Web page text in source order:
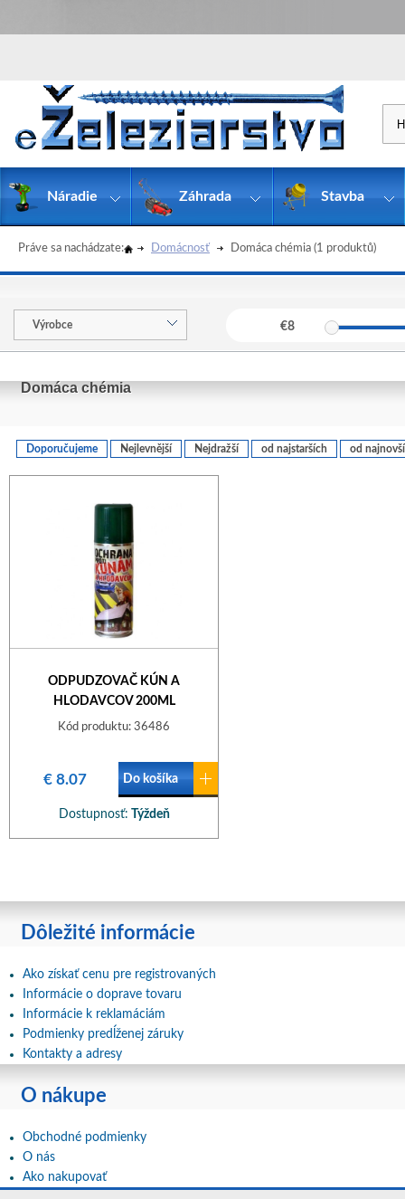
Práve sa nachádzate: Domácnosť Domáca chémia (1 produktů)
Výrobce €8
Domáca chémia
Doporučujeme Nejlevnější Nejdražší od najstarších od
ODPUDZOVAČ KÚN A
HLODAVCOV 200ML
Kód produktu: 36486
€ 8.07 Do košíka
Dostupnosť: Týždeň
Dôležité informácie
Ako získať cenu pre registrovaných
Informácie o doprave tovaru
Informácie k reklamáciám
Podmienky predĺženej záruky
Kontakty a adresy
O nákupe
Obchodné podmienky
O nás
Ako nakupovať
Náradie Záhrada Stavba